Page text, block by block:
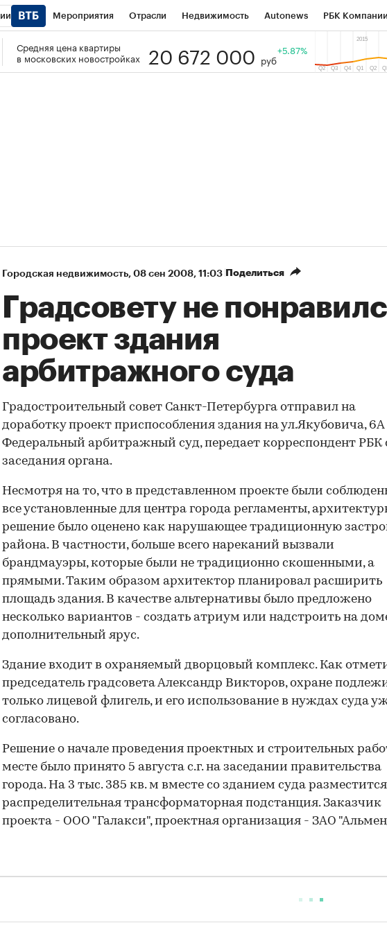
Мероприятия Отрасли Недвижимость Autonews РБК Компании
РБК РБК Образование Тренды
Средняя цена квартиры
в московских новостройках
20 672 000 руб
+5.87%
Городская недвижимость⁠, 08 сен 2008, 11:03 Поделиться
Градсовету не
проект здания
арбитражного суда
Градостроительный совет Санкт-Петербурга отправил на
доработку проект приспособления здания на ул.Якубовича, 6А
Федеральный арбитражный суд, передает корреспондент РБК
заседания органа.
Несмотря на то, что в представленном проекте были
все установленные для центра города регламенты,
решение было оценено как нарушающее традиционную
района. В частности, больше всего нареканий вызвали
брандмауэры, которые были не традиционно скошенными, а
прямыми. Таким образом архитектор планировал расширить
площадь здания. В качестве альтернативы было предложено
несколько вариантов - создать атриум или надстроить на
дополнительный ярус.
Здание входит в охраняемый дворцовый комплекс. Как
председатель градсовета Александр Викторов, охране
только лицевой флигель, и его использование в нуждах суда
согласовано.
Решение о начале проведения проектных и строительных
месте было принято 5 августа с.г. на заседании правительства
города. На 3 тыс. 385 кв. м вместе со зданием суда разместится
распределительная трансформаторная подстанция. Заказчик
проекта - ООО "Галакси", проектная организация - ЗАО